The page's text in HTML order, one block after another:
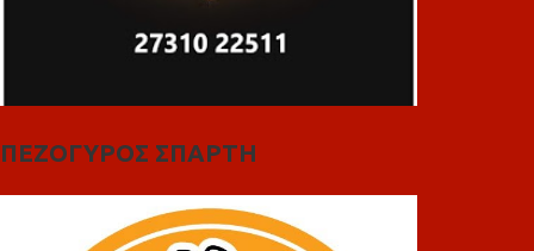
ΠΕΖΟΓΥΡΟΣ ΣΠΑΡΤΗ